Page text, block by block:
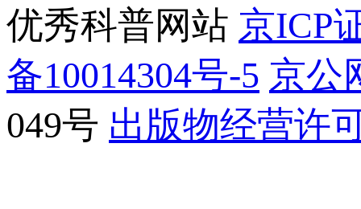
优秀科普网站 京ICP
备10014304号-5 京公
049号 出版物经营许